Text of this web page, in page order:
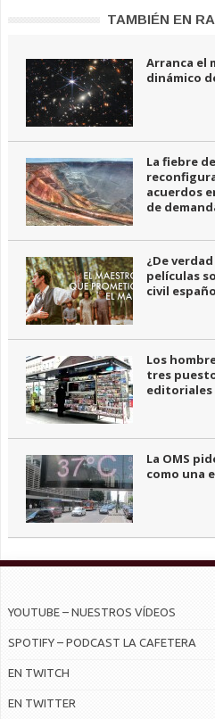
TAMBIÉN EN
Arranca el
dinámico
La fiebre
acuerdos
de
¿De
películas
civil
Los
tres
editoriales
La OMS
como una
YOUTUBE – NUESTROS VÍDEOS
SPOTIFY – PODCAST LA CAFETERA
EN TWITCH
EN TWITTER